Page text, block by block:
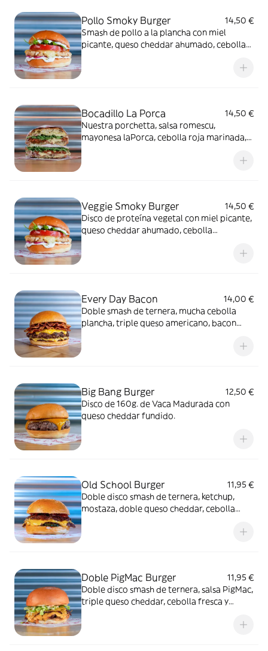
Pollo Smoky Burger
14,50 €
Smash de pollo a la plancha con miel
picante, queso cheddar ahumado, cebolla
Bocadillo La Porca
14,50 €
Nuestra porchetta, salsa romescu,
mayonesa laPorca, cebolla roja marinada,
Veggie Smoky Burger
14,50 €
Disco de proteína vegetal con miel picante,
queso cheddar ahumado, cebolla
Every Day Bacon
14,00 €
Doble smash de ternera, mucha cebolla
plancha, triple queso americano, bacon
Big Bang Burger
12,50 €
Disco de 160g. de Vaca Madurada con
queso cheddar fundido.
Old School Burger
11,95 €
Doble disco smash de ternera, ketchup,
mostaza, doble queso cheddar, cebolla
Doble PigMac Burger
11,95 €
Doble disco smash de ternera, salsa PigMac,
triple queso cheddar, cebolla fresca y